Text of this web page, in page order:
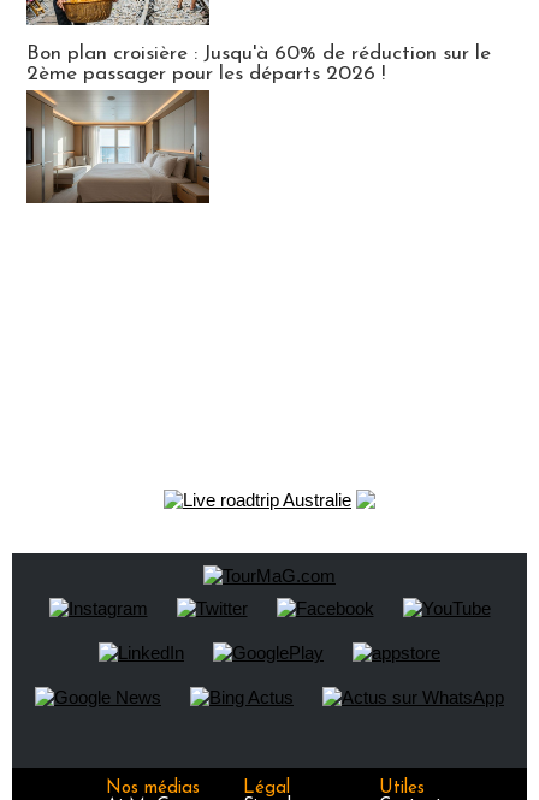
Bon plan croisière : Jusqu'à 60% de réduction sur le
2ème passager pour les départs 2026 !
Nos médias
Légal
Utiles